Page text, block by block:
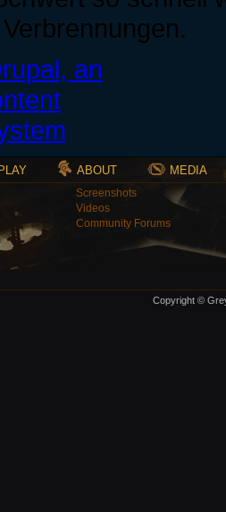
PLAY ABOUT MEDIA
Screenshots
Videos
Community Forums
Copyright ©